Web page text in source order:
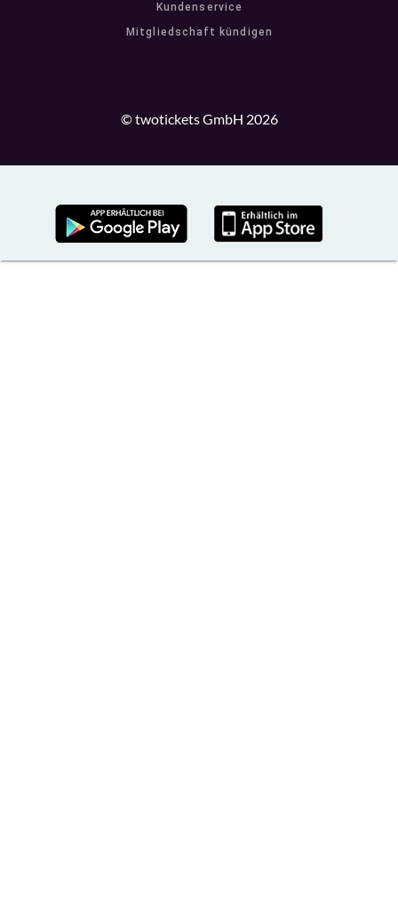
Kundenservice
Mitgliedschaft kündigen
© twotickets GmbH 2026